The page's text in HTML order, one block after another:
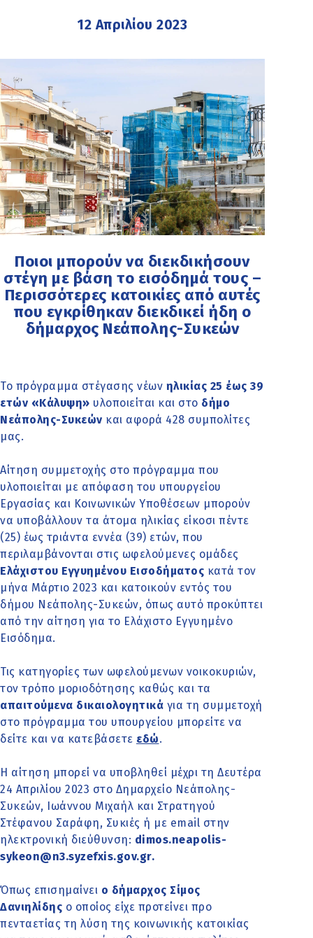
12 Απριλίου 2023
Ποιοι μπορούν να διεκδικήσουν
στέγη με βάση το εισόδημά τους –
Περισσότερες κατοικίες από αυτές
που εγκρίθηκαν διεκδικεί ήδη ο
δήμαρχος Νεάπολης-Συκεών
Το πρόγραμμα στέγασης νέων ηλικίας 25 έως 39
ετών «Κάλυψη» υλοποιείται και στο δήμο
Νεάπολης-Συκεών και αφορά 428 συμπολίτες
μας.
Αίτηση συμμετοχής στο πρόγραμμα που
υλοποιείται με απόφαση του υπουργείου
Εργασίας και Κοινωνικών Υποθέσεων μπορούν
να υποβάλλουν τα άτομα ηλικίας είκοσι πέντε
(25) έως τριάντα εννέα (39) ετών, που
περιλαμβάνονται στις ωφελούμενες ομάδες
Ελάχιστου Εγγυημένου Εισοδήματος κατά τον
μήνα Μάρτιο 2023 και κατοικούν εντός του
δήμου Νεάπολης-Συκεών, όπως αυτό προκύπτει
από την αίτηση για το Ελάχιστο Εγγυημένο
Εισόδημα.
Τις κατηγορίες των ωφελούμενων νοικοκυριών,
τον τρόπο μοριοδότησης καθώς και τα
απαιτούμενα δικαιολογητικά για τη συμμετοχή
στο πρόγραμμα του υπουργείου μπορείτε να
δείτε και να κατεβάσετε εδώ.
Η αίτηση μπορεί να υποβληθεί μέχρι τη Δευτέρα
24 Απριλίου 2023 στο Δημαρχείο Νεάπολης-
Συκεών, Ιωάννου Μιχαήλ και Στρατηγού
Στέφανου Σαράφη, Συκιές ή με email στην
ηλεκτρονική διεύθυνση: dimos.neapolis-
sykeon@n3.syzefxis.gov.gr.
Όπως επισημαίνει ο δήμαρχος Σίμος
Δανιηλίδης ο οποίος είχε προτείνει προ
πενταετίας τη λύση της κοινωνικής κατοικίας